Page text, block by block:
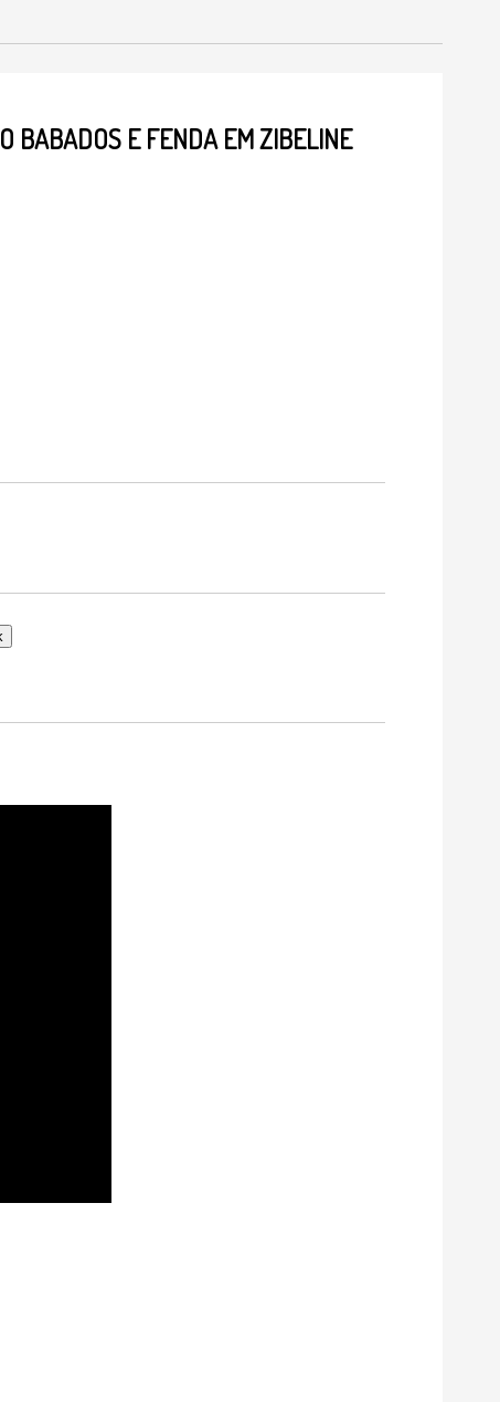
BABADOS E FENDA EM ZIBELINE